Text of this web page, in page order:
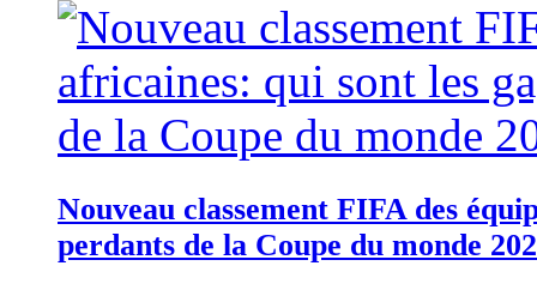
Nouveau classement FIFA des
perdants de la Coupe du monde